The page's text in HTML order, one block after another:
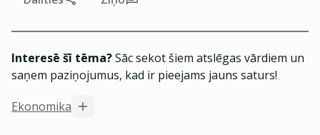
Interesē šī tēma?Sāc sekot šiem atslēgas vārdiem un
saņem paziņojumus, kad ir pieejams jauns saturs!
Ekonomika